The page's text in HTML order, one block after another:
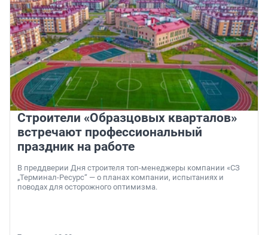
Строители «Образцовых кварталов»
встречают профессиональный
праздник на работе
В преддверии Дня строителя топ-менеджеры компании «СЗ
„Терминал-Ресурс“ — о планах компании, испытаниях и
поводах для осторожного оптимизма.